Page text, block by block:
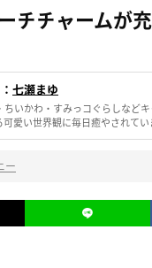
チチャームが
七瀬まゆ
ちいかわ・すみっコぐらしなど
愛い世界観に毎日癒やされてい
ー